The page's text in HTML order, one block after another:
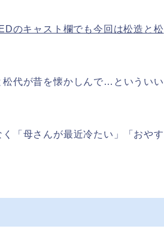
EDのキャスト欄でも今回は松造と松
代が昔を懐かしんで…といういい
「母さんが最近冷たい」「おやす